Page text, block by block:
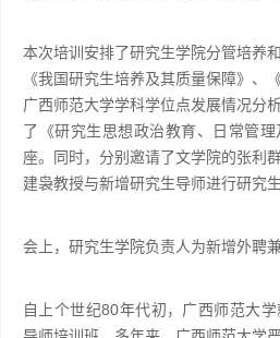
本次培训安排了研究生学院分管培养
《我国研究生培养及其质量保障》、
广西师范大学学科学位点发展情况分
了《研究生思想政治教育、日常管
座。同时，分别邀请了文学院的张利
建袅教授与新增研究生导师进行研究
会上，研究生学院负责人为新增外聘
自上个世纪80年代初，广西师范大